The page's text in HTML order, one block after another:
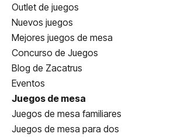
Outlet de juegos
Nuevos juegos
Mejores juegos de mesa
Concurso de Juegos
Blog de Zacatrus
Eventos
Juegos de mesa
Juegos de mesa familiares
Juegos de mesa para dos